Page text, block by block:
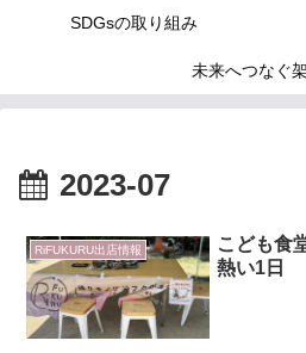
SDGsの取り組み
未来へつなぐ
2023-07
RiFUKURU出店情報
こども食
熱い1日